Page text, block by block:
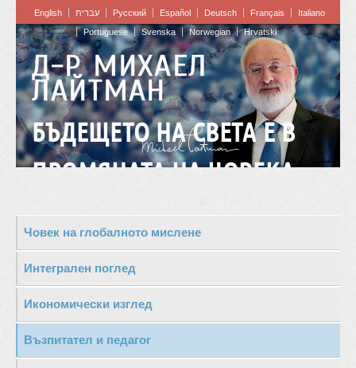
English עברית Pусский Español Deutsch Français
Italiano
Portuguese
Svenska Norwegian Hrvatski
Д-Р МИХАЕЛ
ЛАЙТМАН
БЪДЕЩЕТО НА СВЕТА Е В
ПРОМЯНАТА НА ЧОВЕКА
Човек на глобалното мислене
Интегрален поглед
Икономически изглед
Възпитател и педагог